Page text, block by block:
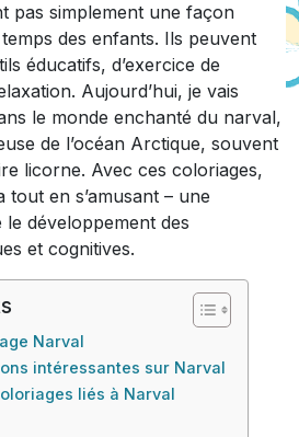
pas simplement une façon
des enfants. Ils peuvent
éducatifs, d’exercice de
Aujourd’hui, je vais
le monde enchanté du narval,
de l’océan Arctique, souvent
licorne. Avec ces coloriages,
en s’amusant – une
développement des
et cognitives.
Narval
intéressantes sur Narval
liés à Narval